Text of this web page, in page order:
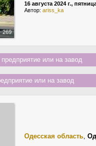
269
16 августа 2024 г.,
Автор: ariss_ka
или на завод
или на завод
Одесская область,